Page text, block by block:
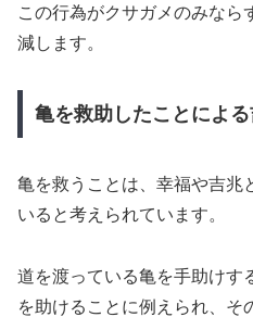
この行為がクサガメのみなら
減します。
亀を救助したことによ
亀を救うことは、幸福や吉兆
いると考えられています。
道を渡っている亀を手助けす
を助けることに例えられ、そ